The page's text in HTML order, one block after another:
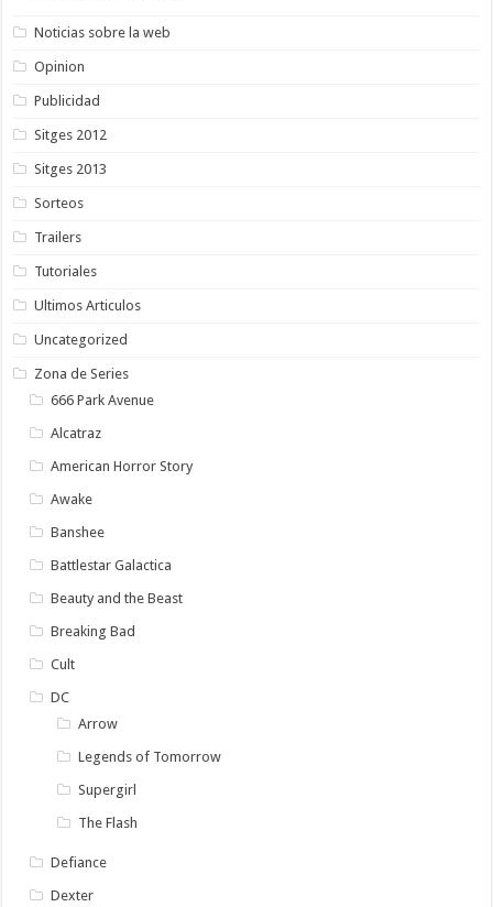
Noticias sobre la web
Opinion
Publicidad
Sitges 2012
Sitges 2013
Sorteos
Trailers
Tutoriales
Ultimos Articulos
Uncategorized
Zona de Series
666 Park Avenue
Alcatraz
American Horror Story
Awake
Banshee
Battlestar Galactica
Beauty and the Beast
Breaking Bad
Cult
DC
Arrow
Legends of Tomorrow
Supergirl
The Flash
Defiance
Dexter